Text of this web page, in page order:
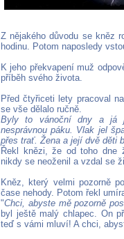
Z nějakého důvodu se kněz
hodinu. Potom naposledy
K jeho překvapení muž
příběh svého života.
Před čtyřiceti lety pracoval
se vše dělalo ručně.
Byly to vánoční dny a já
nesprávnou páku. Vlak jel
přes trať. Žena a její dvě děti
Řekl knězi, že od toho dne
nikdy se neoženil a vzdal se
Kněz, který velmi pozorně
čase nehody. Potom řekl
"Chci, abyste mě pozorně
byl ještě malý chlapec. On
teď s vámi mluví! A chci,